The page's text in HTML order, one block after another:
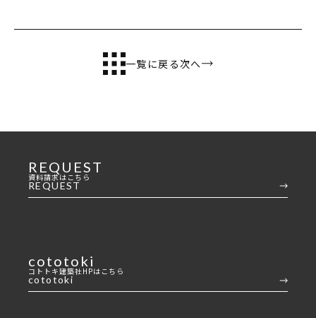
一覧に戻る次へ
REQUEST
資料請求はこちら
REQUEST
cototoki
コトトキ建築社HPはこちら
cototoki